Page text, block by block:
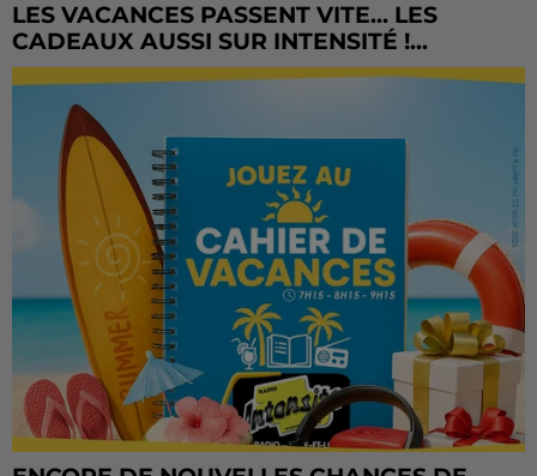
LES VACANCES PASSENT VITE... LES
CADEAUX AUSSI SUR INTENSITÉ !...